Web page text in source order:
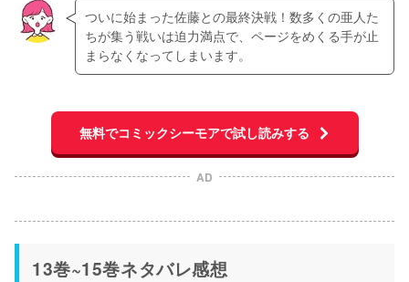
ついに始まった佐藤との最終決戦！数多くの亜人た
ちが集う戦いは迫力満点で、ページをめくる手が止
まらなくなってしまいます。
無料でコミックシーモアで試し読みする
AD
13巻~15巻ネタバレ感想